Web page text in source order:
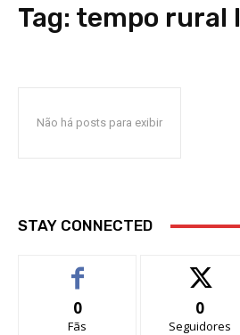
Tag: tempo rural
Não há posts para exibir
STAY CONNECTED
0
Fãs
0
Seguidores